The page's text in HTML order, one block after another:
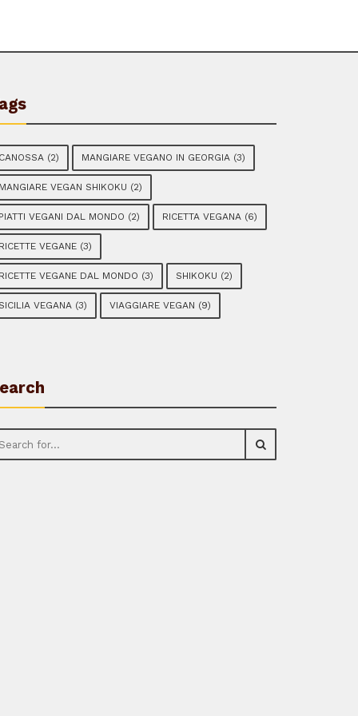
CANOSSA (2) MANGIARE VEGANO IN GEORGIA (3)
MANGIARE VEGAN SHIKOKU (2)
PIATTI VEGANI DAL MONDO (2) RICETTA VEGANA (6)
RICETTE VEGANE (3)
RICETTE VEGANE DAL MONDO (3) SHIKOKU (2)
SICILIA VEGANA (3) VIAGGIARE VEGAN (9)